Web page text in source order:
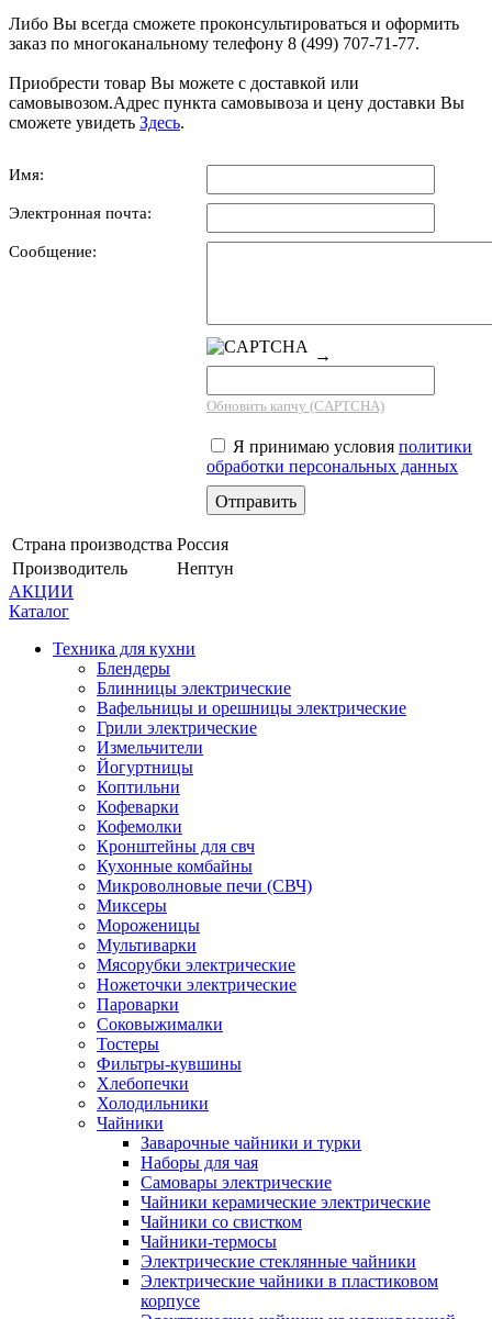
Либо Вы всегда сможете проконсультироваться и оформить
заказ по многоканальному телефону 8 (499) 707-71-77.
Приобрести товар Вы можете с доставкой или
самовывозом.Адрес пункта самовывоза и цену доставки Вы
сможете увидеть Здесь.
Имя:
Электронная почта:
Сообщение:
→
Обновить капчу (CAPTCHA)
Я принимаю условия политики
обработки персональных данных
Страна производства Россия
Производитель
Нептун
АКЦИИ
Каталог
Техника для кухни
Блендеры
Блинницы электрические
Вафельницы и орешницы электрические
Грили электрические
Измельчители
Йогуртницы
Коптильни
Кофеварки
Кофемолки
Кронштейны для свч
Кухонные комбайны
Микроволновые печи (СВЧ)
Миксеры
Мороженицы
Мультиварки
Мясорубки электрические
Ножеточки электрические
Пароварки
Соковыжималки
Тостеры
Фильтры-кувшины
Хлебопечки
Холодильники
Чайники
Заварочные чайники и турки
Наборы для чая
Самовары электрические
Чайники керамические электрические
Чайники со свистком
Чайники-термосы
Электрические стеклянные чайники
Электрические чайники в пластиковом
корпусе